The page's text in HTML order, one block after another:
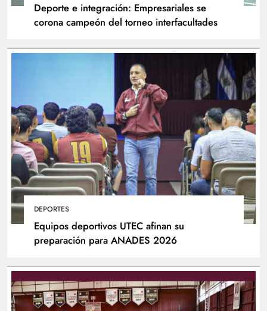
Deporte e integración: Empresariales se
corona campeón del torneo interfacultades
DEPORTES
Equipos deportivos UTEC afinan su
preparación para ANADES 2026